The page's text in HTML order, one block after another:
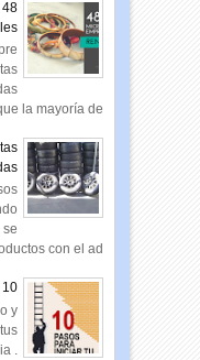
la mayoría de...
con el ad...
10 Pasos Para Iniciar Tu Empresa
y
.